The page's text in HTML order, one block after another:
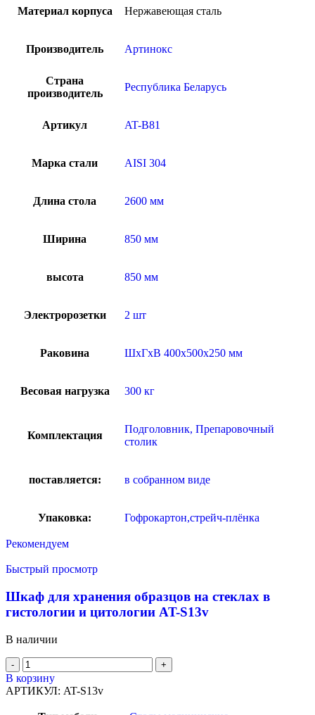
Материал корпуса Нержавеющая сталь
Производитель Артинокс
Страна
производитель
Республика Беларусь
Артикул AT-B81
Марка стали AISI 304
Длина стола 2600 мм
Ширина 850 мм
высота 850 мм
Электророзетки 2 шт
Раковина ШхГхВ 400х500х250 мм
Весовая нагрузка 300 кг
Комплектация
Подголовник, Препаровочный
столик
поставляется: в собранном виде
Упаковка: Гофрокартон,стрейч-плёнка
Рекомендуем
Быстрый просмотр
Шкаф для хранения образцов на стеклах в
гистологии и цитологии AT-S13v
В наличии
В корзину
АРТИКУЛ: AT-S13v